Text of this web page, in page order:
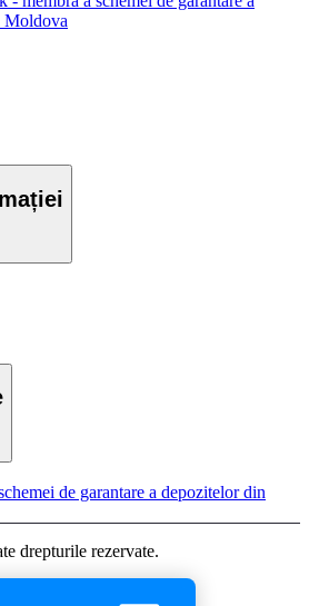
Moldova
de garantare a depozitelor din
drepturile rezervate.